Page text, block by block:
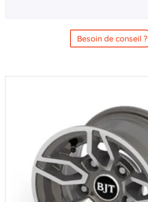
Besoin de conseil ?
quantité
195/55R10C